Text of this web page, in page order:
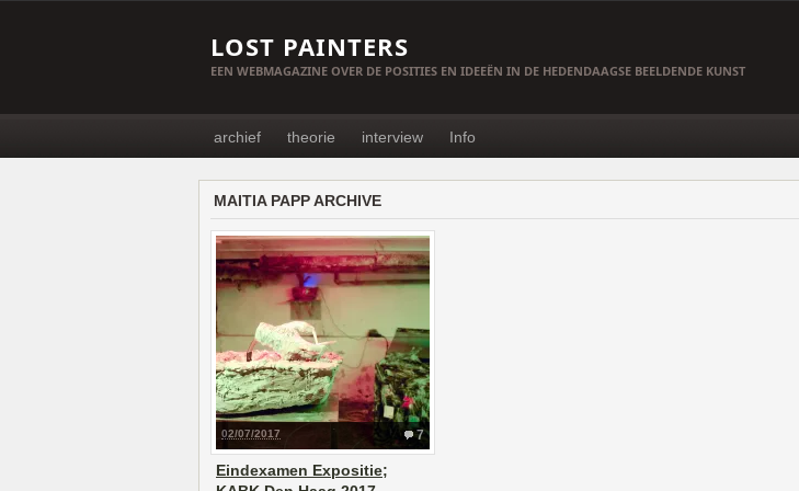
LOST PAINTERS
EEN WEBMAGAZINE OVER DE POSITIES EN IDEEËN IN DE HEDENDAAGSE BEELDENDE KUNST
archief theorie interview Info
MAITIA PAPP ARCHIVE
7
02/07/2017
Eindexamen Expositie;